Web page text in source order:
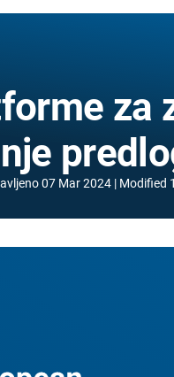
za
07 Mar 2024 Modified